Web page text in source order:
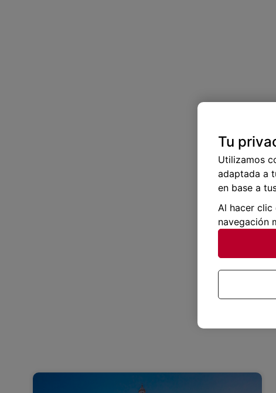
Tu
Utilizamos
adaptada a
en base a
Al hacer clic
navegación